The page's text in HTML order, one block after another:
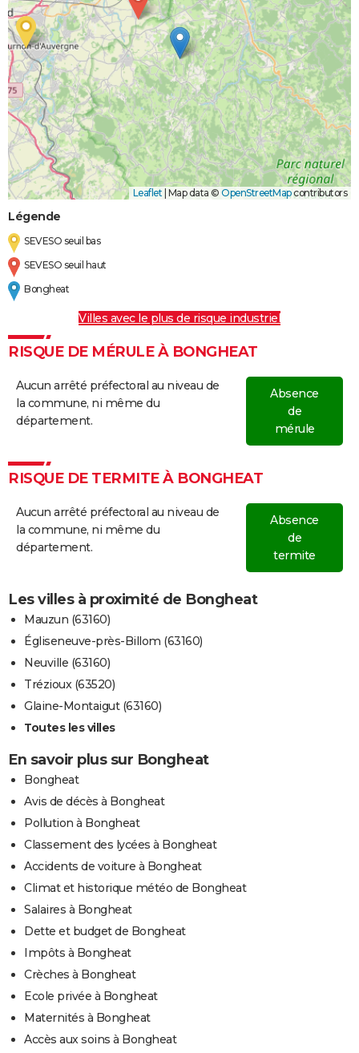
Leaflet Map data © OpenStreetMapcontributors
Légende
SEVESO seuil bas
SEVESO seuil haut
Bongheat
Villes avec le plus de risque industriel
RISQUE DE MÉRULE À BONGHEAT
Aucun arrêté préfectoral au niveau de
la commune, ni même du
département.
Absence
de
mérule
RISQUE DE TERMITE À BONGHEAT
Aucun arrêté préfectoral au niveau de
la commune, ni même du
département.
Absence
de
termite
Les villes à proximité de Bongheat
Mauzun (63160)
Égliseneuve-près-Billom (63160)
Neuville (63160)
Trézioux (63520)
Glaine-Montaigut (63160)
Toutes les villes
En savoir plus sur Bongheat
Bongheat
Avis de décès à Bongheat
Pollution à Bongheat
Classement des lycées à Bongheat
Accidents de voiture à Bongheat
Climat et historique météo de Bongheat
Salaires à Bongheat
Dette et budget de Bongheat
Impôts à Bongheat
Crèches à Bongheat
Ecole privée à Bongheat
Maternités à Bongheat
Accès aux soins à Bongheat